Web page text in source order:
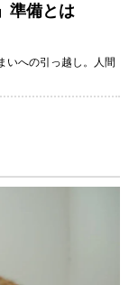
準備とは
いへの引っ越し。人間